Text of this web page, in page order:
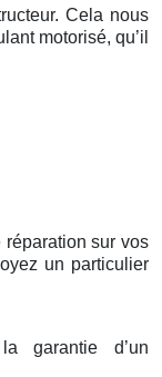
Cela nous
motorisé, qu’il
réparation sur vos
un particulier
garantie d’un